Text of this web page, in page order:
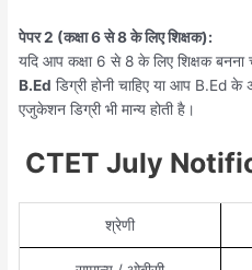
पेपर 2 (कक्षा 6 से 8 के लिए शिक्षक):
यदि आप कक्षा 6 से 8 के लिए शिक्षक
B.Ed डिग्री होनी चाहिए या आप B.Ed
एजुकेशन डिग्री भी मान्य होती है।
CTET July
श्रेणी